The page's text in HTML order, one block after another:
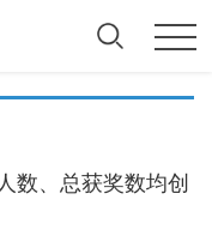
数、总获奖数均创